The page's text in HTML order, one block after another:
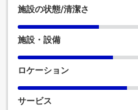
をお楽しみいただけます。必
を用意している客室用バスル
たくない場合は、当宿泊施設
いつでも利用できます。一日
るアクティビティで遊びまし
アドベンチャーを楽しんで、
動をさぼりたくない人は、当
施設の状態/清潔さ
施設・設備
ロケーション
サービス